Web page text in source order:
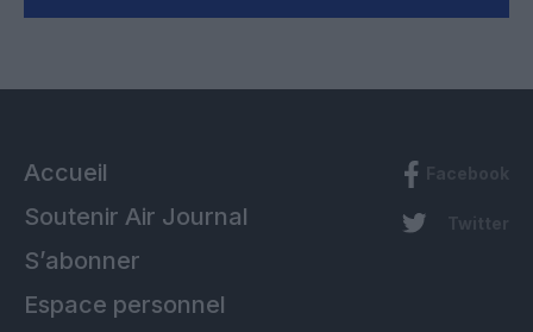
Accueil
Soutenir Air Journal
S’abonner
Espace personnel